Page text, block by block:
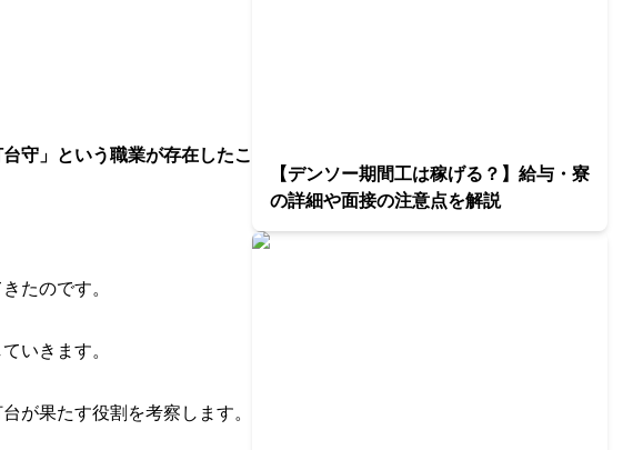
台守」という職業が存在したこ
たのです。
いきます。
が果たす役割を考察します。
【デンソー期間工は稼げる？】給与・寮
の詳細や面接の注意点を解説